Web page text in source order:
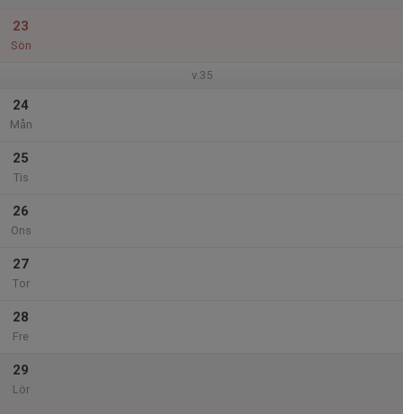
23
Sön
v.35
24
Mån
25
Tis
26
Ons
27
Tor
28
Fre
29
Lör